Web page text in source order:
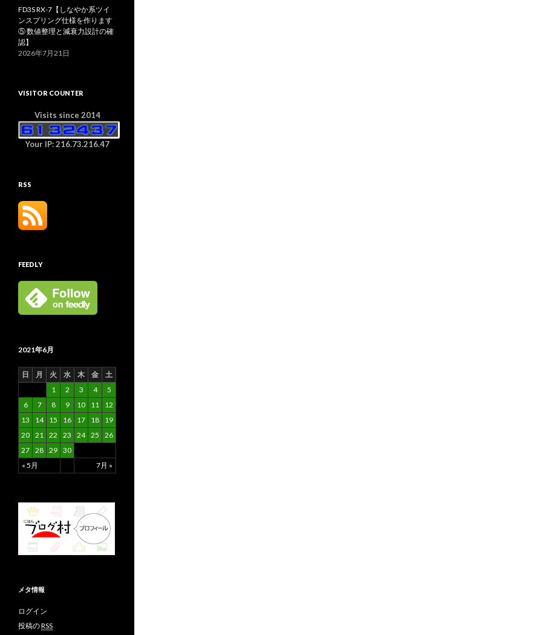
FD3S RX-7【しなやか系ツイ
ンスプリング仕様を作ります
⑤ 数値整理と減衰力設計の確
認】
2026年7月21日
VISITOR COUNTER
Visits since 2014
Your IP: 216.73.216.47
RSS
FEEDLY
2021年6月
日 月 火 水 木 金 土
« 5月 7月 »
1 2 3 4
5
6
7 8 9 10 11
12
13
14 15 16 17 18
19
20 21 22 23 24 25
26
27 28 29 30
メタ情報
ログイン
投稿のRSS